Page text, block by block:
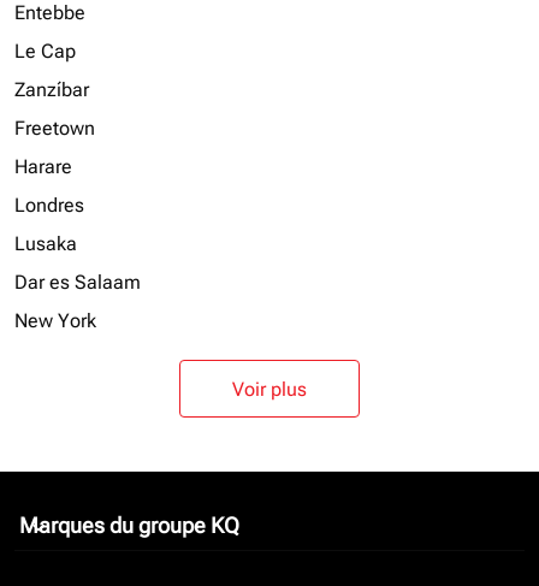
Entebbe
Le Cap
Zanzíbar
Freetown
Harare
Londres
Lusaka
Dar es Salaam
New York
Voir plus
Marques du groupe KQ
keyboard_arrow_down